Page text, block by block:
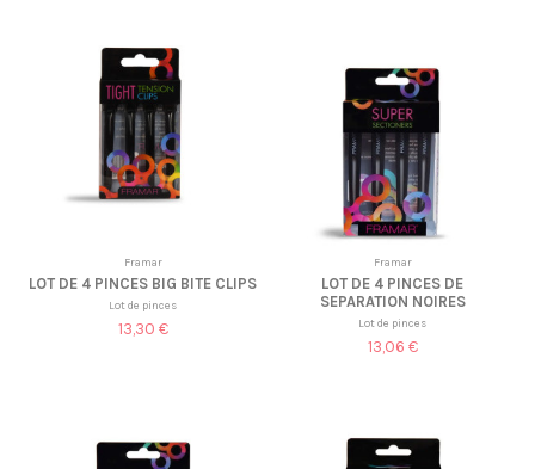
Framar
LOT DE 4 PINCES BIG BITE CLIPS
Lot de pinces
13,30 €
Framar
LOT DE 4 PINCES DE
SEPARATION NOIRES
Lot de pinces
13,06 €